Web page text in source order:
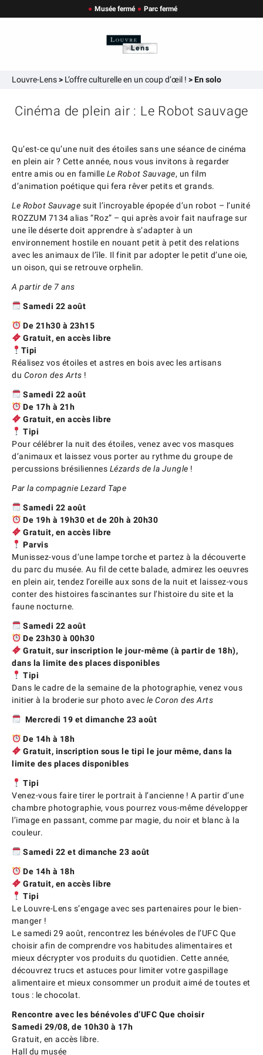
Musée fermé Parc fermé
Louvre-Lens> L’offre culturelle en un coup d’œil ! >En solo
Cinéma de plein air : Le Robot sauvage
Qu’est-ce qu’une nuit des étoiles sans une séance de cinéma
en plein air ? Cette année, nous vous invitons à regarder
entre amis ou en famille Le Robot Sauvage, un film
d’animation poétique qui fera rêver petits et grands.
Le Robot Sauvage suit l’incroyable épopée d’un robot – l’unité
ROZZUM 7134 alias “Roz” – qui après avoir fait naufrage sur
une île déserte doit apprendre à s’adapter à un
environnement hostile en nouant petit à petit des relations
avec les animaux de l’île. Il finit par adopter le petit d’une oie,
un oison, qui se retrouve orphelin.
A partir de 7 ans
Samedi 22 août
De 21h30 à 23h15
Gratuit, en accès libre
Tipi
Réalisez vos étoiles et astres en bois avec les artisans
du Coron des Arts !
Samedi 22 août
De 17h à 21h
Gratuit, en accès libre
Tipi
Pour célébrer la nuit des étoiles, venez avec vos masques
d’animaux et laissez vous porter au rythme du groupe de
percussions brésiliennes Lézards de la Jungle !
Par la compagnie Lezard Tape
Samedi 22 août
De 19h à 19h30 et de 20h à 20h30
Gratuit, en accès libre
Parvis
Munissez-vous d’une lampe torche et partez à la découverte
du parc du musée. Au fil de cette balade, admirez les oeuvres
en plein air, tendez l’oreille aux sons de la nuit et laissez-vous
conter des histoires fascinantes sur l’histoire du site et la
faune nocturne.
Samedi 22 août
De 23h30 à 00h30
Gratuit, sur inscription le jour-même (à partir de 18h),
dans la limite des places disponibles
Tipi
Dans le cadre de la semaine de la photographie, venez vous
initier à la broderie sur photo avec le Coron des Arts
Mercredi 19 et dimanche 23 août
De 14h à 18h
Gratuit, inscription sous le tipi le jour même, dans la
limite des places disponibles
Tipi
Venez-vous faire tirer le portrait à l’ancienne ! A partir d’une
chambre photographie, vous pourrez vous-même développer
l’image en passant, comme par magie, du noir et blanc à la
couleur.
Samedi 22 et dimanche 23 août
De 14h à 18h
Gratuit, en accès libre
Tipi
Le Louvre-Lens s’engage avec ses partenaires pour le bien-
manger !
Le samedi 29 août, rencontrez les bénévoles de l’UFC Que
choisir afin de comprendre vos habitudes alimentaires et
mieux décrypter vos produits du quotidien. Cette année,
découvrez trucs et astuces pour limiter votre gaspillage
alimentaire et mieux consommer un produit aimé de toutes et
tous : le chocolat.
Rencontre avec les bénévoles d’UFC Que choisir
Samedi 29/08, de 10h30 à 17h
Gratuit, en accès libre.
Hall du musée